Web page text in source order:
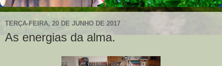
TERÇA-FEIRA, 20 DE JUNHO DE 2017
As energias da alma.